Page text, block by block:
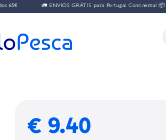
🚛 ENVIOS GRÁTIS para Portugal Continental 📦 em
€ 9.40